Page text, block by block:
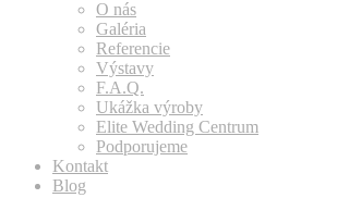
O nás
Galéria
Referencie
Výstavy
F.A.Q.
Ukážka výroby
Elite Wedding Centrum
Podporujeme
Kontakt
Blog